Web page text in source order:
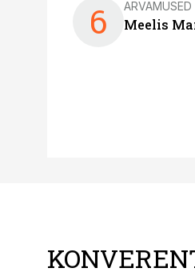
6 ARVAMUSED
Meelis